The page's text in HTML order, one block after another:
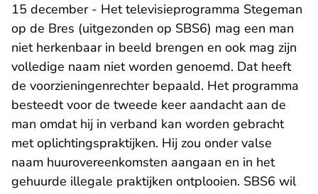
15 december - Het televisieprogramma Stegeman
op de Bres (uitgezonden op SBS6) mag een man
niet herkenbaar in beeld brengen en ook mag zijn
volledige naam niet worden genoemd. Dat heeft
de voorzieningenrechter bepaald. Het programma
besteedt voor de tweede keer aandacht aan de
man omdat hij in verband kan worden gebracht
met oplichtingspraktijken. Hij zou onder valse
naam huurovereenkomsten aangaan en in het
gehuurde illegale praktijken ontplooien. SBS6 wil